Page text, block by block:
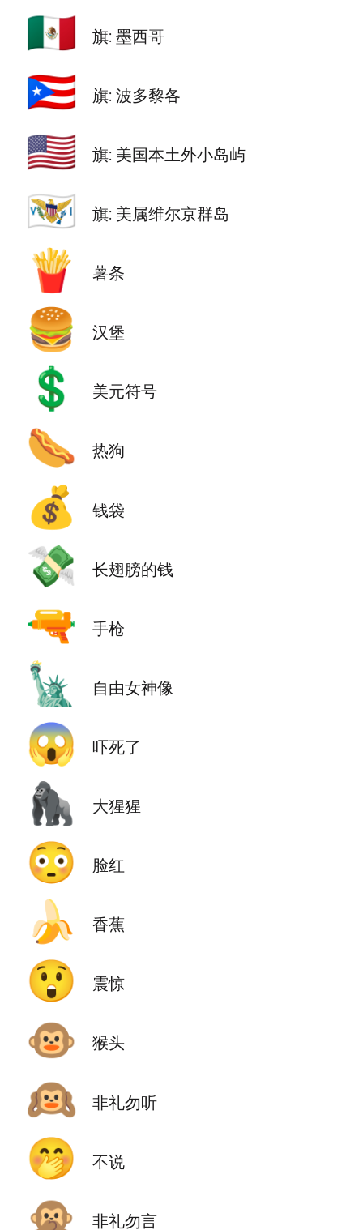
🇲🇽 旗: 墨西哥
🇵🇷 旗: 波多黎各
🇺🇲 旗: 美国本土外小岛屿
🇻🇮 旗: 美属维尔京群岛
🍟 薯条
🍔 汉堡
💲 美元符号
🌭 热狗
💰 钱袋
💸 长翅膀的钱
🔫 手枪
🗽 自由女神像
😱 吓死了
🦍 大猩猩
😳 脸红
🍌 香蕉
😲 震惊
🐵 猴头
🙉 非礼勿听
🤭 不说
🙊 非礼勿言